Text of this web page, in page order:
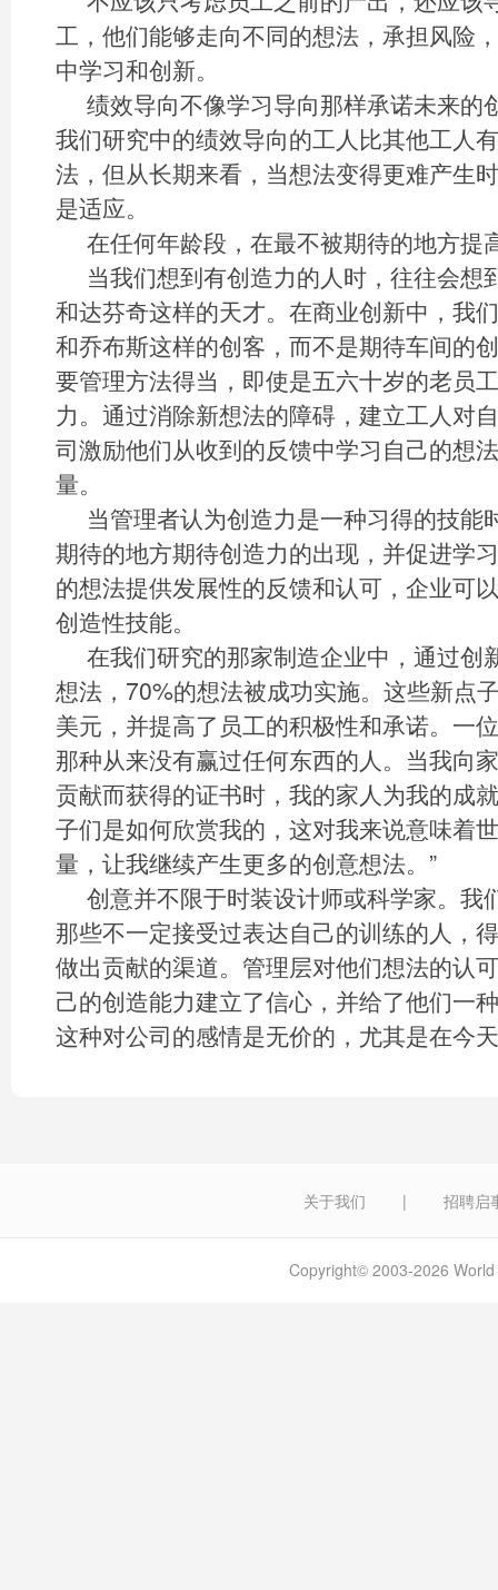
工，他们能够走向不同的想法，承担风险
中学习和创新。
绩效导向不像学习导向那样承诺未来的
我们研究中的绩效导向的工人比其他工人
法，但从长期来看，当想法变得更难产生
是适应。
在任何年龄段，在最不被期待的地方提
当我们想到有创造力的人时，往往会想
和达芬奇这样的天才。在商业创新中，我
和乔布斯这样的创客，而不是期待车间的
要管理方法得当，即使是五六十岁的老员
力。通过消除新想法的障碍，建立工人对
司激励他们从收到的反馈中学习自己的想
量。
当管理者认为创造力是一种习得的技能
期待的地方期待创造力的出现，并促进学
的想法提供发展性的反馈和认可，企业可
创造性技能。
在我们研究的那家制造企业中，通过创
想法，70%的想法被成功实施。这些新点
美元，并提高了员工的积极性和承诺。一
那种从来没有赢过任何东西的人。当我向
贡献而获得的证书时，我的家人为我的成
子们是如何欣赏我的，这对我来说意味着
量，让我继续产生更多的创意想法。”
创意并不限于时装设计师或科学家。我
那些不一定接受过表达自己的训练的人，
做出贡献的渠道。管理层对他们想法的认
己的创造能力建立了信心，并给了他们一
这种对公司的感情是无价的，尤其是在今
关于我们 | 招聘启
Copyright© 2003-2026